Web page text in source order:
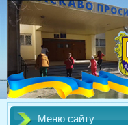
Меню сайту